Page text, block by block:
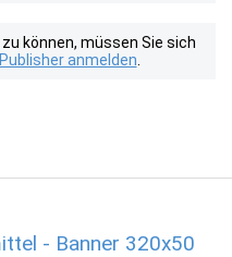
können, müssen Sie sich
anmelden
- Banner 320x50